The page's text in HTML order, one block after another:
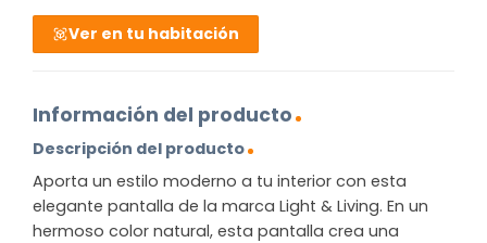
Ver en tu habitación
Información del producto
Descripción del producto
Aporta un estilo moderno a tu interior con esta
elegante pantalla de la marca Light & Living. En un
hermoso color natural, esta pantalla crea una